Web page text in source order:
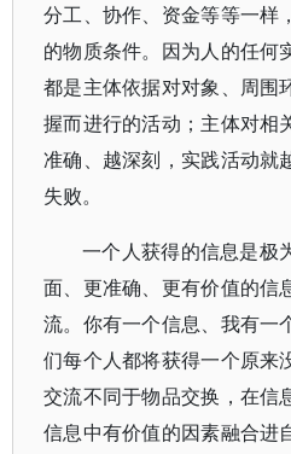
分工、协作、资金等等一样
的物质条件。因为人的任何
都是主体依据对对象、周围
握而进行的活动；主体对相
准确、越深刻，实践活动就
失败。
一个人获得的信息是极
面、更准确、更有价值的信
流。你有一个信息、我有一
们每个人都将获得一个原来
交流不同于物品交换，在信
信息中有价值的因素融合进